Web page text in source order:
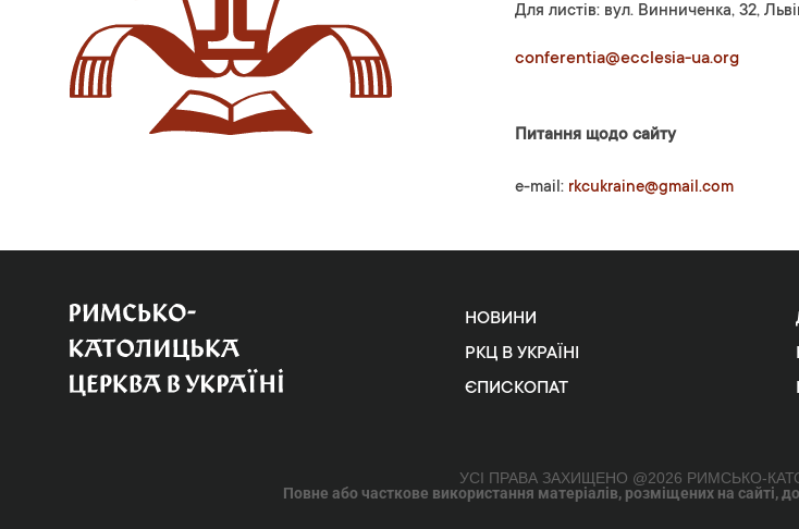
Для листів: вул. Винниченка, 32,
conferentia@ecclesia-ua.org
Питання щодо сайту
e-mail: rkcukraine@gmail.com
НОВИНИ
РКЦ В УКРАЇНІ
ЄПИСКОПАТ
УСІ ПРАВА ЗАХИЩЕНО @2026 РИМСЬКО-
Повне або часткове використання матеріалів, розміщених на сайті,